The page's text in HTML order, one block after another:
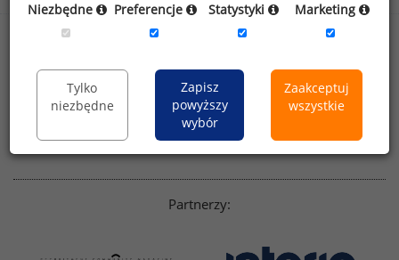
Dla mediów
Polityka
prywatności
Regulamin
English version
Linkedin
Partnerzy:
Niezbędne Preferencje Statystyki Marketing
Tylko
niezbędne
Zapisz
powyższy
wybór
Zaakceptuj
wszystkie